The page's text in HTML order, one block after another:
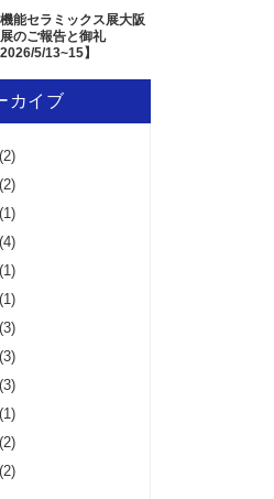
能セラミックス展大阪
のご報告と御礼
2026/5/13~15】
カイブ